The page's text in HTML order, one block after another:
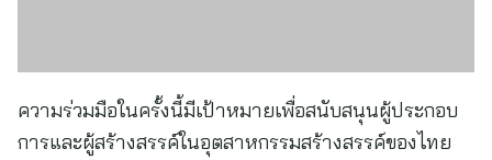
ความร่วมมือในครั้งนี้มีเป้าหมายเพื่อสนับสนุนผู้ประกอบ
การและผู้สร้างสรรค์ในอุตสาหกรรมสร้างสรรค์ของไทย